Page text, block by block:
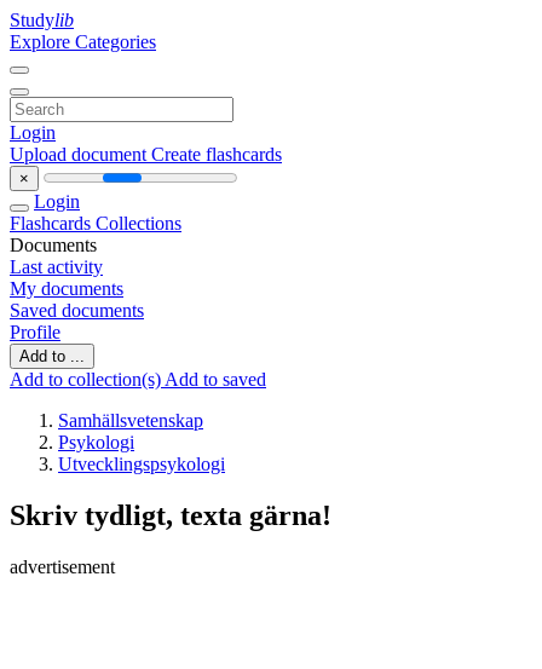
Studylib
Explore Categories
Login
Upload document Create flashcards
×
Login
Flashcards Collections
Documents
Last activity
My documents
Saved documents
Profile
Add to ...
Add to collection(s) Add to saved
Samhällsvetenskap
Psykologi
Utvecklingspsykologi
Skriv tydligt, texta gärna!
advertisement